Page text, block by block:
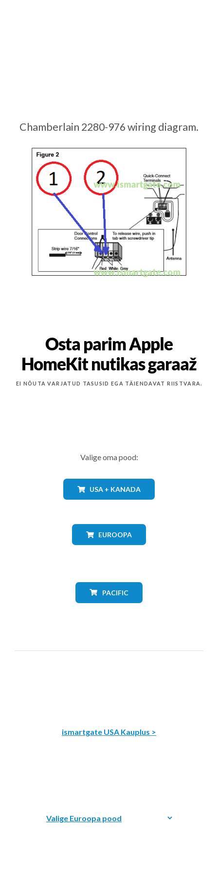
Chamberlain 2280-976 wiring diagram.
Osta parim Apple
HomeKit nutikas garaaž
EI NÕUTA VARJATUD TASUSID EGA TÄIENDAVAT RIISTVARA.
Valige oma pood:
USA + KANADA
EUROOPA
PACIFIC
ismartgate USA Kauplus >